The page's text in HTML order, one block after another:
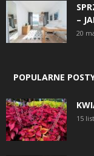
–
20
POPULARNE
15